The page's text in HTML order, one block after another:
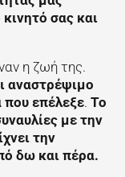
σας και
η ζωή της.
αναστρέψιμο
που επέλεξε. Το
με την
την
δω και πέρα.